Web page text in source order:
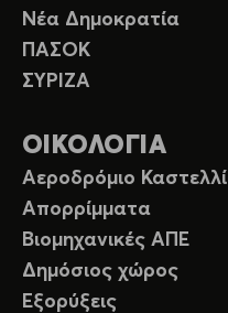
Νέα Δημοκρατία
ΠΑΣΟΚ
ΣΥΡΙΖΑ
ΟΙΚΟΛΟΓΙΑ
Αεροδρόμιο
Απορρίμματα
Βιομηχανικές ΑΠΕ
Δημόσιος χώρος
Εξορύξεις